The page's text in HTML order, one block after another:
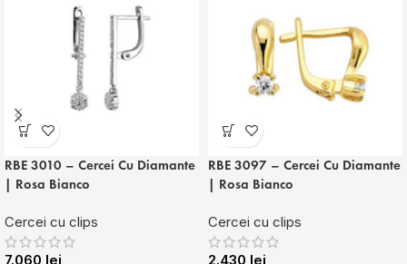
RBE 3010 – Cercei Cu Diamante
| Rosa Bianco
Cercei cu clips
7.060 lei
RBE 3097 – Cercei Cu Diamante
| Rosa Bianco
Cercei cu clips
2.430 lei